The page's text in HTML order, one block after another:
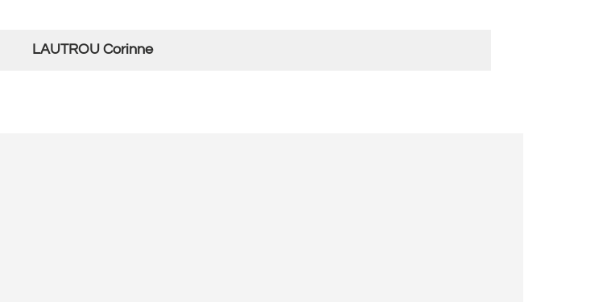
LAUTROU Corinne